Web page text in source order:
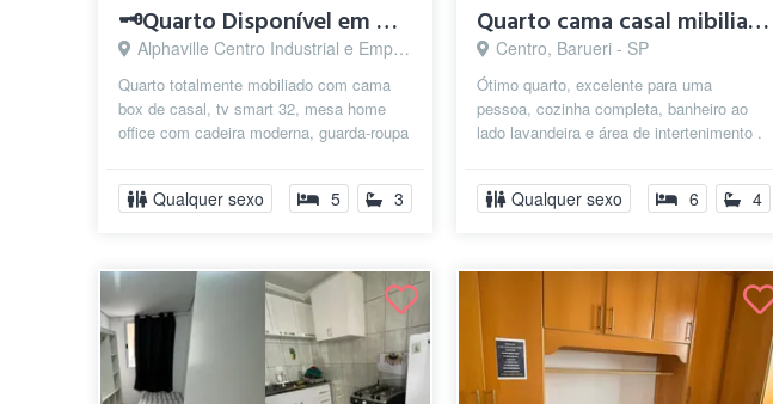
🗝️Quarto Disponível em Alphaville ✅
Alphaville Centro Industrial e Empresarial/Alphaville., Barueri - SP
Quarto totalmente mobiliado com cama
box de casal, tv smart 32, mesa home
office com cadeira moderna, guarda-roupa
Qualquer sexo 5 3
Quarto cama casal mibiliado individual
Centro, Barueri - SP
Ótimo quarto, excelente para uma
pessoa, cozinha completa, banheiro ao
lado lavandeira e área de intertenimento .
Qualquer sexo 6 4